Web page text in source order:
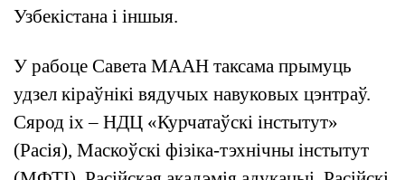
Узбекістана і іншыя.
У рабоце Савета МААН таксама прымуць
удзел кіраўнікі вядучых навуковых цэнтраў.
Сярод іх – НДЦ «Курчатаўскі інстытут»
(Расія), Маскоўскі фізіка-тэхнічны інстытут